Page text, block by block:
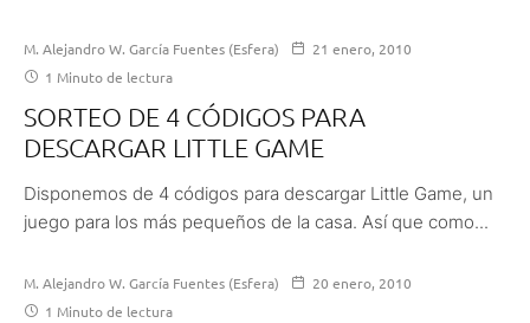
M. Alejandro W. García Fuentes (Esfera)
21 enero, 2010
1 Minuto de lectura
SORTEO DE 4 CÓDIGOS PARA
DESCARGAR LITTLE GAME
Disponemos de 4 códigos para descargar Little Game, un
juego para los más pequeños de la casa. Así que como...
M. Alejandro W. García Fuentes (Esfera)
20 enero, 2010
1 Minuto de lectura